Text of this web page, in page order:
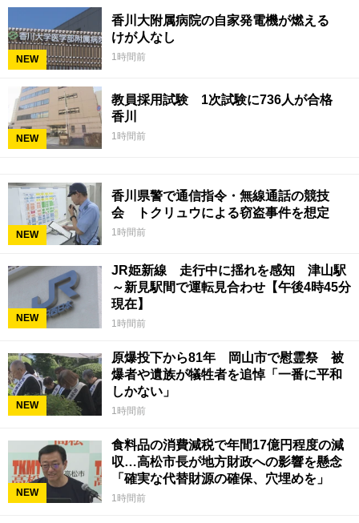
NEW
香川大附属病院の自家発電機が燃える
けが人なし
1時間前
NEW
教員採用試験 1次試験に736人が合格
香川
1時間前
NEW
香川県警で通信指令・無線通話の競技
会 トクリュウによる窃盗事件を想定
1時間前
NEW
JR姫新線 走行中に揺れを感知 津山駅
～新見駅間で運転見合わせ【午後4時45分
現在】
1時間前
NEW
原爆投下から81年 岡山市で慰霊祭 被
爆者や遺族が犠牲者を追悼「一番に平和
しかない」
1時間前
NEW
食料品の消費減税で年間17億円程度の減
収…高松市長が地方財政への影響を懸念
「確実な代替財源の確保、穴埋めを」
1時間前